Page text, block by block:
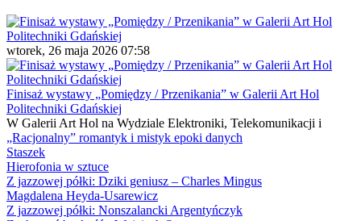
wtorek, 26 maja 2026 07:58
Finisaż wystawy „Pomiędzy / Przenikania” w Galerii Art Hol
Politechniki Gdańskiej
W Galerii Art Hol na Wydziale Elektroniki, Telekomunikacji i
„Racjonalny” romantyk i mistyk epoki danych
Staszek
Hierofonia w sztuce
Z jazzowej półki: Dziki geniusz – Charles Mingus
Magdalena Heyda-Usarewicz
Z jazzowej półki: Nonszalancki Argentyńczyk